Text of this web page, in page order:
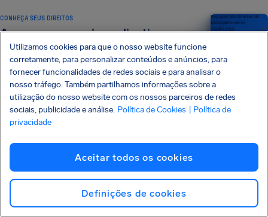
Assinar
Privacidade.
CONHEÇA SEUS DIREITOS
Acesse nosso guia explicativo
Saiba mais
Seu guia dos direitos do
passageiro aéreo
EDIÇÃO 2026
Utilizamos cookies para que o nosso website funcione
corretamente, para personalizar conteúdos e anúncios, para
fornecer funcionalidades de redes sociais e para analisar o
nosso tráfego. Também partilhamos informações sobre a
utilização do nosso website com os nossos parceiros de redes
sociais, publicidade e análise. Política de Cookies
| Política de
privacidade
Aceitar todos os cookies
Definições de cookies